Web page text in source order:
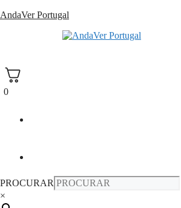
Saltar
AndaVer Portugal
0
PROCURAR
×